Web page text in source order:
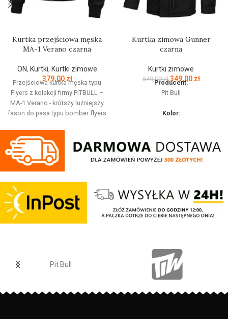
Kurtka przejściowa męska
MA-1 Verano czarna
ON, Kurtki, Kurtki zimowe
379,00 zł
Przejściowa kurtka męska typu
Flyers z kolekcji firmy PITBULL –
MA-1 Verano - krótszy luźniejszy
fason do pasa typu bomber flyers
grubości warstwa ocieplająca z
gładką pikowaną podszewką -
żebrowane dzianinowe ściągacze
kołnierz - dwie kieszenie po
bokach zamykane na klapy z
zatrzaskami - dodatkowa
zapinana kieszeń na lewym
zawieszki na suwakach
piersiowej - okrągła naszywka na
Kurtka zimowa Gunner
czarna
Kurtki zimowe
549,00zł 349,00 zł
Producent:
Pit Bull
Kolor:
Zimowa kurtka męska z
najnowszej kolekcji firmy PIT
BULL WEST COAST – Gunner –
grubej tkaniny typu canvas z
wodoodpornym powleczeniem –
podszyta pikowaną podszewką w
daszek i podszyty jest ciepłym
jasnym barankiem – regulacja
kaptura, pasa oraz dołu za
stoperami – dwustopniowa
Pit Bull